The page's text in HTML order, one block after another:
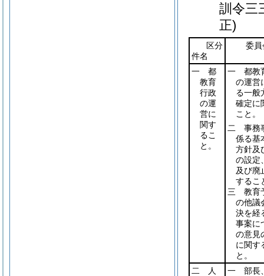
訓令三
正)
区分
件名
委員
一 都
教育
行政
の運
営に
関す
るこ
と。
一 都教
の運営
る一般
確定に
こと。
二 事務
係る基
方針及
の設定
及び廃
するこ
三 教育
の他議
決を経
事案に
の意見
に関す
と。
二 人
一 部長